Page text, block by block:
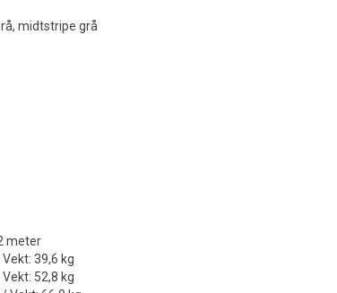
midtstripe grå
meter
39,6 kg
52,8 kg